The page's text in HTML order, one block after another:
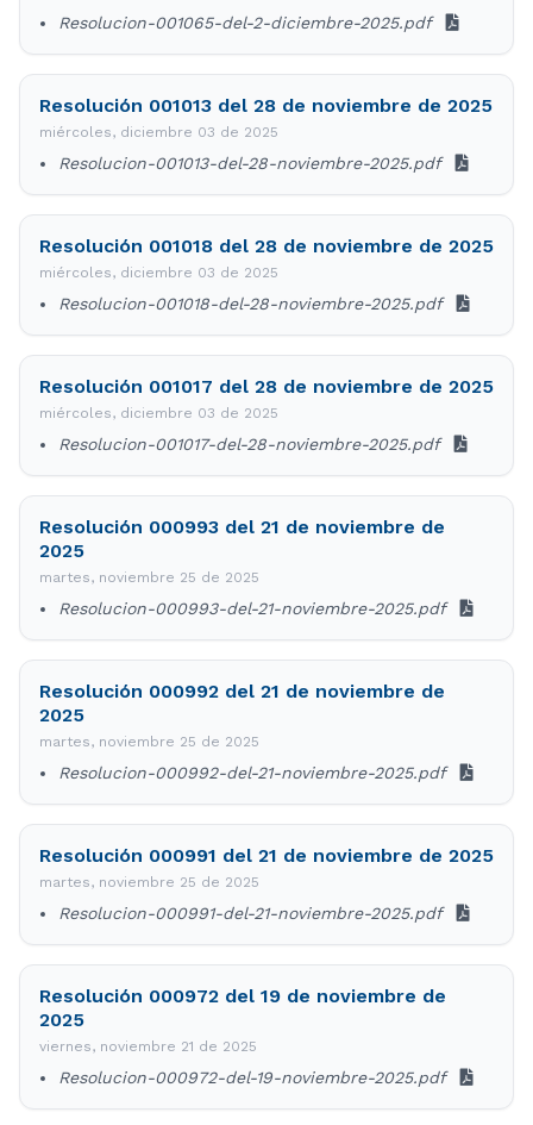
Resolucion-001065-del-2-diciembre-2025.pdf
Resolución 001013 del 28 de noviembre de 2025
miércoles, diciembre 03 de 2025
Resolucion-001013-del-28-noviembre-2025.pdf
Resolución 001018 del 28 de noviembre de 2025
miércoles, diciembre 03 de 2025
Resolucion-001018-del-28-noviembre-2025.pdf
Resolución 001017 del 28 de noviembre de 2025
miércoles, diciembre 03 de 2025
Resolucion-001017-del-28-noviembre-2025.pdf
Resolución 000993 del 21 de noviembre de
2025
martes, noviembre 25 de 2025
Resolucion-000993-del-21-noviembre-2025.pdf
Resolución 000992 del 21 de noviembre de
2025
martes, noviembre 25 de 2025
Resolucion-000992-del-21-noviembre-2025.pdf
Resolución 000991 del 21 de noviembre de 2025
martes, noviembre 25 de 2025
Resolucion-000991-del-21-noviembre-2025.pdf
Resolución 000972 del 19 de noviembre de
2025
viernes, noviembre 21 de 2025
Resolucion-000972-del-19-noviembre-2025.pdf